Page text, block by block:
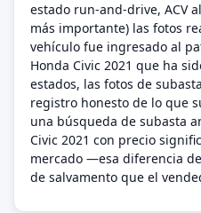
estado run-and-drive, ACV
más importante) las fotos
vehículo fue ingresado al
Honda Civic 2021 que ha
estados, las fotos de
registro honesto de lo que
una búsqueda de subasta
Civic 2021 con precio
mercado —esa diferencia
de salvamento que el